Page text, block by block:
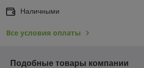
Наличными
Все условия оплаты
Подобные товары компании